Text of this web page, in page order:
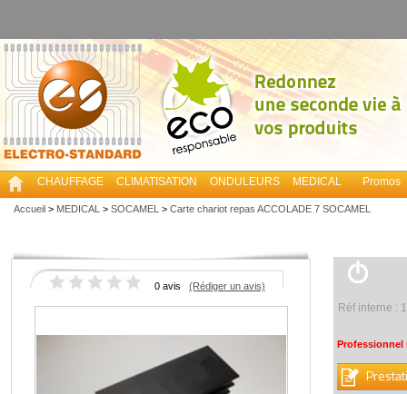
CHAUFFAGE CLIMATISATION ONDULEURS MEDICAL Promos
Accueil > MEDICAL > SOCAMEL > Carte chariot repas ACCOLADE 7 SOCAMEL
0 avis (Rédiger un avis)
Réf interne :
Professionnel